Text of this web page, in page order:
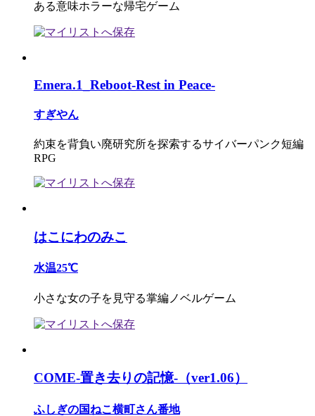
ある意味ホラーな帰宅ゲーム
Emera.1_Reboot-Rest in Peace-
すぎやん
約束を背負い廃研究所を探索するサイバーパンク短編
RPG
はこにわのみこ
水温25℃
小さな女の子を見守る掌編ノベルゲーム
COME-置き去りの記憶-（ver1.06）
ふしぎの国ねこ横町さん番地